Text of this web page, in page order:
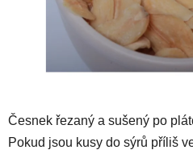
Česnek řezaný a sušený po
Pokud jsou kusy do sýrů příliš